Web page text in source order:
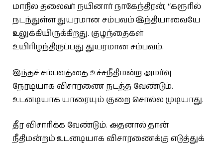
மாநில தலைவர் நயினார்நாகேந்திரன், “கரூரில்
நடந்துள்ள துயரமான சம்பவம் இந்தியாவையே
உலுக்கியிருக்கிறது. குழந்தைகள்
உயிரிழந்திருப்பது துயரமான சம்பவம்.
இந்தச் சம்பவத்தை உச்சநீதிமன்ற அமர்வு
நேரடியாக விசாரணை நடத்த வேண்டும்.
உடனடியாக யாரையும் குறை சொல்ல முடியாது.
தீர விசாரிக்க வேண்டும். அதனால் தான்
நீதிமன்றம் உடனடியாக விசாரணைக்கு எடுத்துக்